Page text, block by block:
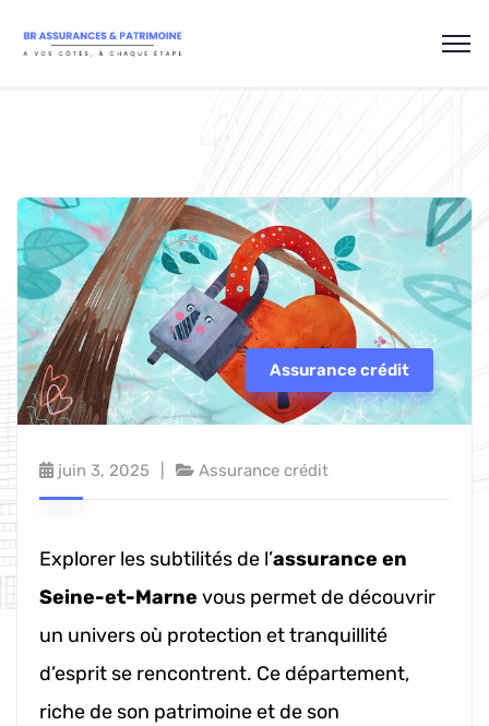
Assurance crédit
juin 3, 2025 Assurance crédit
Explorer les subtilités de l’assurance en
Seine-et-Marne vous permet de découvrir
un univers où protection et tranquillité
d’esprit se rencontrent. Ce département,
riche de son patrimoine et de son